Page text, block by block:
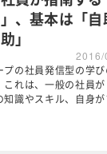
、基本は「自
」
2016/
プの社員発信型の学
これは、一般の社員
知識やスキル、自身